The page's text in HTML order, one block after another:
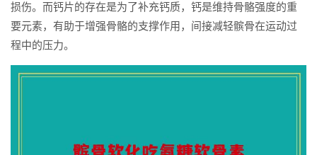
损伤。而钙片的存在是为了补充钙质，钙是维持骨骼强度的重
要元素，有助于增强骨骼的支撑作用，间接减轻髌骨在运动过
程中的压力。